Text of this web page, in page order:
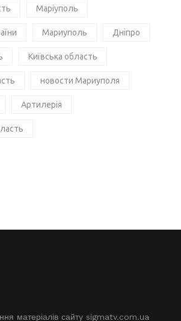
Маріуполь
Мариуполь Дніпро
Київська область
новости Мариуполя
Артилерія
матеріалів сайту sigmatv.com.ua